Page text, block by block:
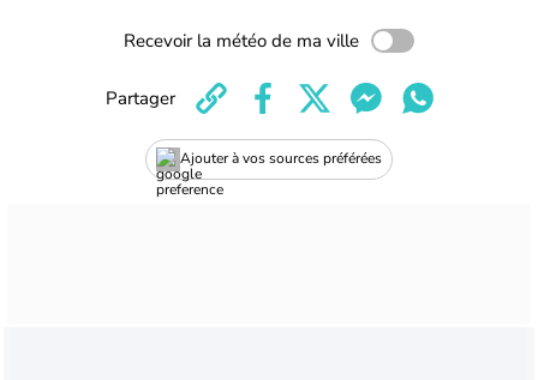
Recevoir la météo de ma ville
Ajouter à vos sources préférées
Partager